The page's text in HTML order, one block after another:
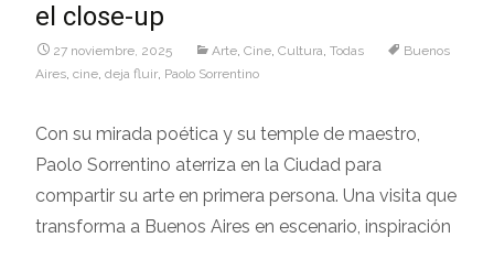
el close-up
27 noviembre, 2025 Arte, Cine, Cultura, Todas
Buenos
Aires, cine, deja fluir, Paolo Sorrentino
Con su mirada poética y su temple de maestro,
Paolo Sorrentino aterriza en la Ciudad para
compartir su arte en primera persona. Una visita que
transforma a Buenos Aires en escenario, inspiración